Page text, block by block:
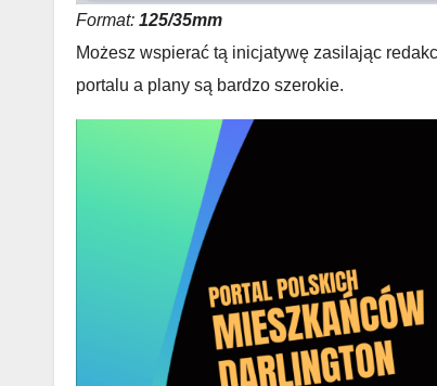
Format:125/35mm
Możesz wspierać tą inicjatywę zasilając
portalu a plany są bardzo szerokie.